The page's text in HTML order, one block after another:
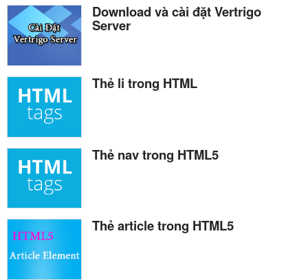
Download và cài đặt Vertrigo
Server
Thẻ li trong HTML
Thẻ nav trong HTML5
Thẻ article trong HTML5